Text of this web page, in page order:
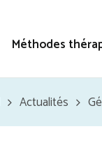
Méthodes
Actualités